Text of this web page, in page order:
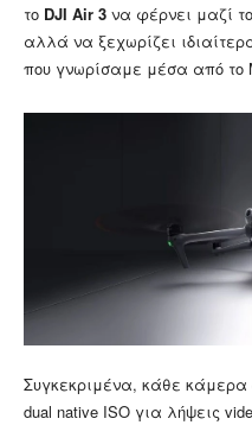
το DJI Air 3 να φέρνει μαζί
αλλά να ξεχωρίζει
που γνωρίσαμε μέσα από το
Συγκεκριμένα, κάθε κάμερα
dual native ISO για λήψεις